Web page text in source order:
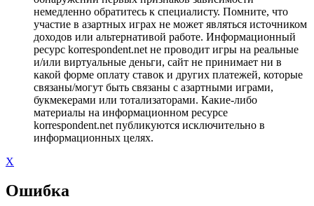
немедленно обратитесь к специалисту. Помните, что
участие в азартных играх не может являться источником
доходов или альтернативой работе. Информационный
ресурс korrespondent.net не проводит игры на реальные
и/или виртуальные деньги, сайт не принимает ни в
какой форме оплату ставок и других платежей, которые
связаны/могут быть связаны с азартными играми,
букмекерами или тотализаторами. Какие-либо
материалы на информационном ресурсе
korrespondent.net публикуются исключительно в
информационных целях.
X
Ошибка